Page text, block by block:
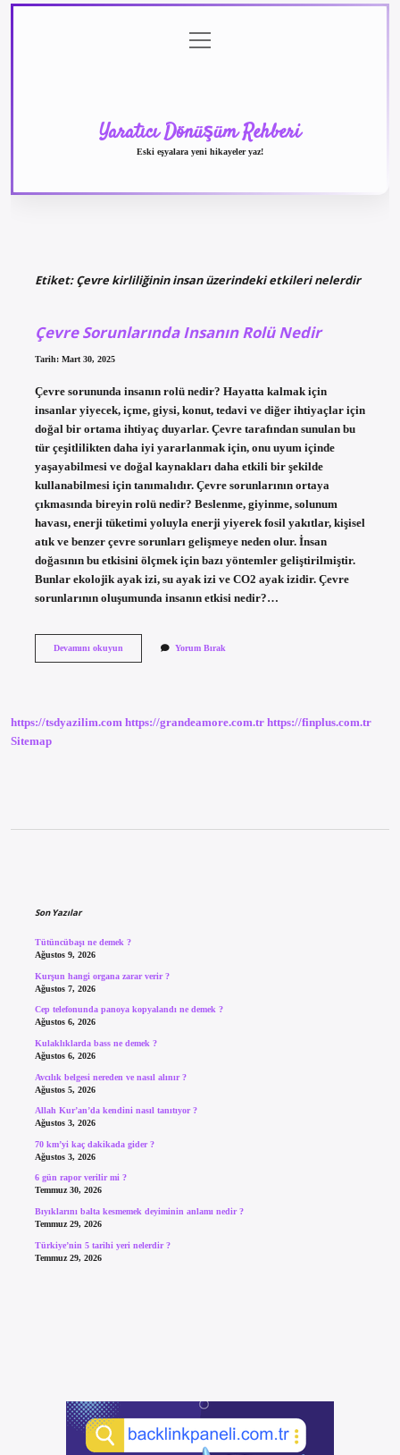
menüyü
aç
Yaratıcı Dönüşüm Rehberi
Eski eşyalara yeni hikayeler yaz!
Etiket:Çevre kirliliğinin insan üzerindeki etkileri nelerdir
Çevre Sorunlarında Insanın Rolü Nedir
Tarih: Mart 30, 2025
Çevre sorununda insanın rolü nedir? Hayatta kalmak için
insanlar yiyecek, içme, giysi, konut, tedavi ve diğer ihtiyaçlar için
doğal bir ortama ihtiyaç duyarlar. Çevre tarafından sunulan bu
tür çeşitlilikten daha iyi yararlanmak için, onu uyum içinde
yaşayabilmesi ve doğal kaynakları daha etkili bir şekilde
kullanabilmesi için tanımalıdır. Çevre sorunlarının ortaya
çıkmasında bireyin rolü nedir? Beslenme, giyinme, solunum
havası, enerji tüketimi yoluyla enerji yiyerek fosil yakıtlar, kişisel
atık ve benzer çevre sorunları gelişmeye neden olur. İnsan
doğasının bu etkisini ölçmek için bazı yöntemler geliştirilmiştir.
Bunlar ekolojik ayak izi, su ayak izi ve CO2 ayak izidir. Çevre
sorunlarının oluşumunda insanın etkisi nedir?…
Devamını okuyunÇevre
Yorum Bırak
https://tsdyazilim.com https://grandeamore.com.tr https://finplus.com.tr
Sitemap
Son Yazılar
Tütüncübaşı ne demek ?
Ağustos 9, 2026
Kurşun hangi organa zarar verir ?
Ağustos 7, 2026
Cep telefonunda panoya kopyalandı ne demek ?
Ağustos 6, 2026
Kulaklıklarda bass ne demek ?
Ağustos 6, 2026
Avcılık belgesi nereden ve nasıl alınır ?
Ağustos 5, 2026
Allah Kur’an’da kendini nasıl tanıtıyor ?
Ağustos 3, 2026
70 km’yi kaç dakikada gider ?
Ağustos 3, 2026
6 gün rapor verilir mi ?
Temmuz 30, 2026
Bıyıklarını balta kesmemek deyiminin anlamı nedir ?
Temmuz 29, 2026
Türkiye’nin 5 tarihi yeri nelerdir ?
Temmuz 29, 2026